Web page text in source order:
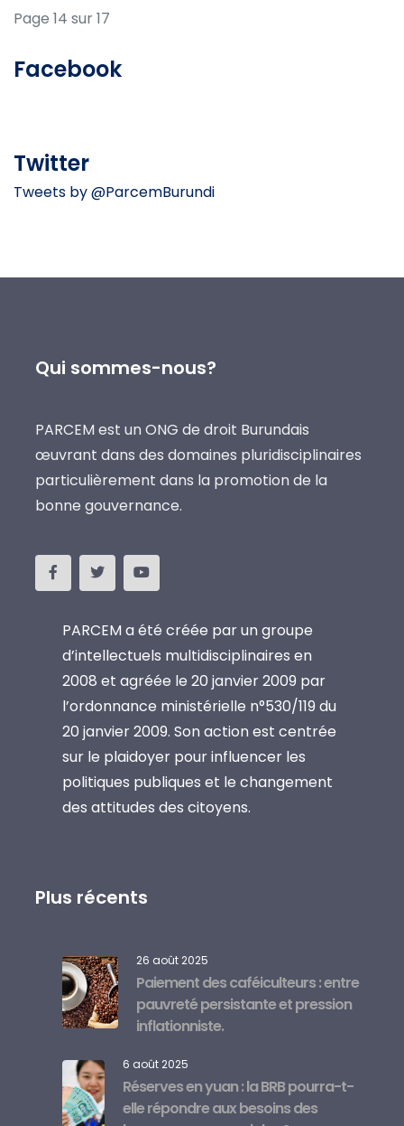
Page 14 sur 17
Facebook
Twitter
Tweets by @ParcemBurundi
Qui sommes-nous?
PARCEM est un ONG de droit Burundais
œuvrant dans des domaines pluridisciplinaires
particulièrement dans la promotion de la
bonne gouvernance.
PARCEM a été créée par un groupe
d’intellectuels multidisciplinaires en
2008 et agréée le 20 janvier 2009 par
l’ordonnance ministérielle n°530/119 du
20 janvier 2009. Son action est centrée
sur le plaidoyer pour influencer les
politiques publiques et le changement
des attitudes des citoyens.
Plus récents
26 août 2025
Paiement des caféiculteurs : entre
pauvreté persistante et pression
inflationniste.
6 août 2025
Réserves en yuan : la BRB pourra-t-
elle répondre aux besoins des